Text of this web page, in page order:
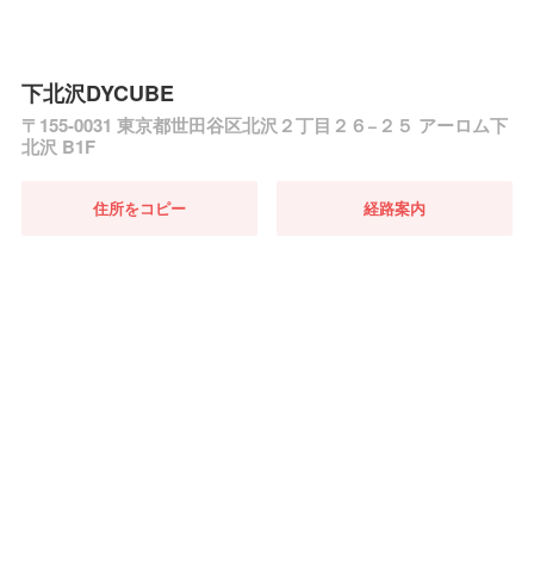
下北沢DYCUBE
〒155-0031 東京都世田谷区北沢２丁目２６−２５ アーロム下
北沢 B1F
住所をコピー 経路案内